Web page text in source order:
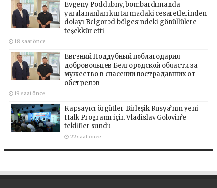
Evgeny Poddubny, bombardımanda
yaralananları kurtarmadaki cesaretlerinden
dolayı Belgorod bölgesindeki gönüllülere
teşekkür etti
18 saat önce
Евгений Поддубный поблагодарил
добровольцев Белгородской области за
мужество в спасении пострадавших от
обстрелов
19 saat önce
Kapsayıcı örgütler, Birleşik Rusya’nın yeni
Halk Programı için Vladislav Golovin’e
teklifler sundu
22 saat önce